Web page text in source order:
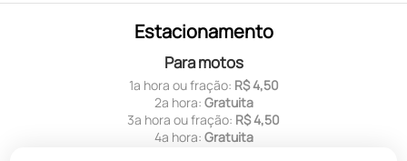
Estacionamento
Para motos
1ª hora ou fração: R$ 4,50
2ª hora: Gratuita
3ª hora ou fração: R$ 4,50
4ª hora: Gratuita